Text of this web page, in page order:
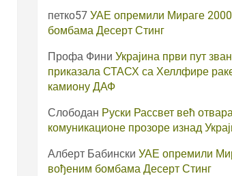
петко57 УАЕ опремили Мираге
бомбама Десерт Стинг
Профа Фини Украјина први пут
приказала СТАСХ са Хеллфире
камиону ДАФ
Слободан Руски Рассвет већ
комуникационе прозоре изнад
Алберт Бабински УАЕ опремили
вођеним бомбама Десерт Стинг